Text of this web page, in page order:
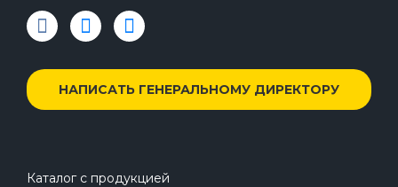
НАПИСАТЬ ГЕНЕРАЛЬНОМУ ДИРЕКТОРУ
Каталог с продукцией